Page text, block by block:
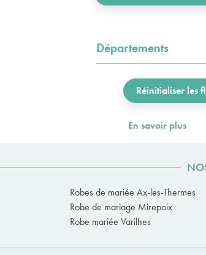
Départements
Réinitialiser les
En savoir plus
Robes de mariée Ax-les-Thermes
Robe de mariage Mirepoix
Robe mariée Varilhes